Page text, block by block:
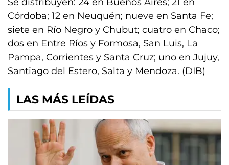
Córdoba; 12 en Neuquén; nueve en Santa Fe;
siete en Río Negro y Chubut; cuatro en Chaco;
dos en Entre Ríos y Formosa, San Luis, La
Pampa, Corrientes y Santa Cruz; uno en Jujuy,
Santiago del Estero, Salta y Mendoza. (DIB)
LAS MÁS LEÍDAS